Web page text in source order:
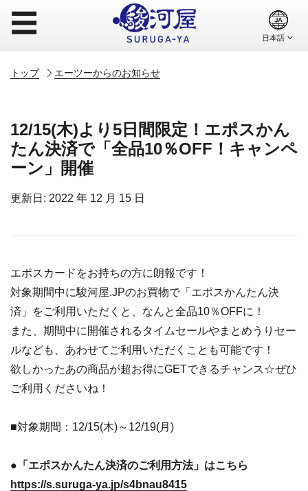
☰
トップ エーツーからのお知らせ
12/15(木)より5日間限定！エポスかん
たん決済で「全品10％OFF！キャンペ
ーン」開催
更新日: 2022 年 12 月 15 日
エポスカードをお持ちの方に朗報です！
対象期間中に駿河屋.JPのお買物で「エポスかんたん決
済」をご利用いただくと、なんと全品10％OFFに！
また、期間中に開催されるタイムセールやまとめうりセー
ルなども、あわせてご利用いただくことも可能です！
欲しかったあの商品が超お得にGETできるチャンス☆ぜひ
ご利用くださいね！
■対象期間：12/15(木)～12/19(月)
●「エポスかんたん決済のご利用方法」はこちら
https://s.suruga-ya.jp/s4bnau8415